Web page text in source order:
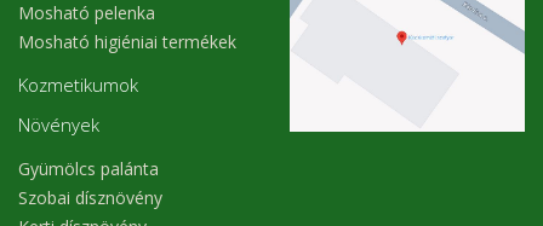
Mosható pelenka
Mosható higiéniai termékek
Kozmetikumok
Növények
Gyümölcs palánta
Szobai dísznövény